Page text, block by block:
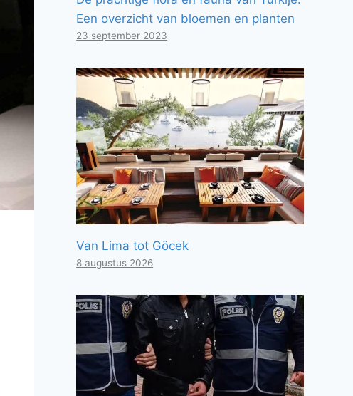
Een overzicht van bloemen en planten
23 september 2023
Van Lima tot Göcek
8 augustus 2026